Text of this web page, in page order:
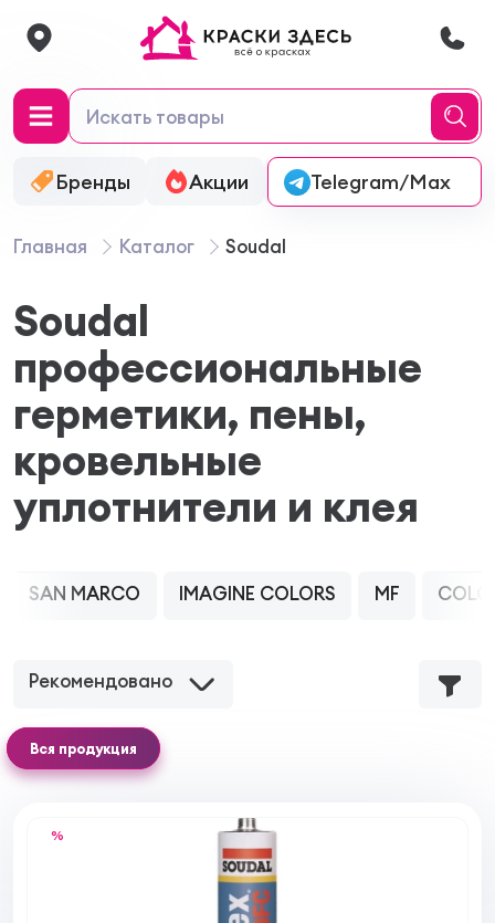
Бренды Акции Онлайн-колеровка
Telegram/Max
Главная Каталог Soudal
Soudal
профессиональные
герметики, пены,
кровельные
уплотнители и клея
Рекомендовано
Вся продукция
%
SAN MARCO IMAGINE COLORS MF